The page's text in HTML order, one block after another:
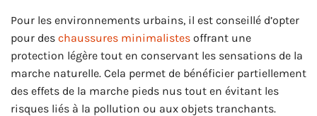
Pour les environnements urbains, il est conseillé d’opter
pour des chaussures minimalistes offrant une
protection légère tout en conservant les sensations de la
marche naturelle. Cela permet de bénéficier partiellement
des effets de la marche pieds nus tout en évitant les
risques liés à la pollution ou aux objets tranchants.